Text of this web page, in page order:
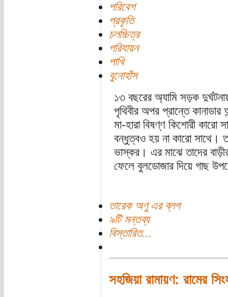
পরিবেশ
প্রকৃতি
চলচ্চিত্র
পরিযায়ন
পাখি
বুনোহাঁস
১৩ বছরের অ্যামি সড়ক
পৃথিবীর অপর প্রান্তে কানাডার
মা-হারা বিষণ্ণ কিশোরী কারো
বন্ধুত্বও হয় না কারো সাথে।
ভাস্কর। এর মাঝে তাদের
ফেলে বুলডোজার দিয়ে গাছ
তারেক অণু এর ব্লগ
৯টি মন্তব্য
বিস্তারিত...
সহজিয়া রামায়ণ: রামের